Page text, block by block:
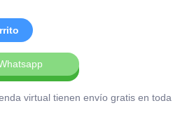
virtual tienen envío gratis en toda